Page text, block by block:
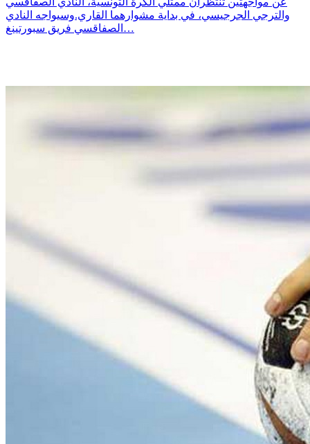
والترجي الجرجيسي، في بداية مشوارهما القاري.وسيواجه النادي
الصفاقسي فريق سبورتينغ…